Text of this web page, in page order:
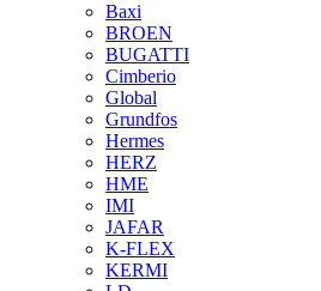
Baxi
BROEN
BUGATTI
Cimberio
Global
Grundfos
Hermes
HERZ
HME
IMI
JAFAR
K-FLEX
KERMI